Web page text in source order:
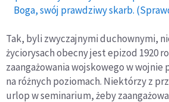
Boga, swój prawdziwy skarb.
Tak, byli zwyczajnymi duchownymi,
życiorysach obecny jest epizod 1920
zaangażowania wojskowego w
na różnych poziomach. Niektórzy z
urlop w seminarium, żeby